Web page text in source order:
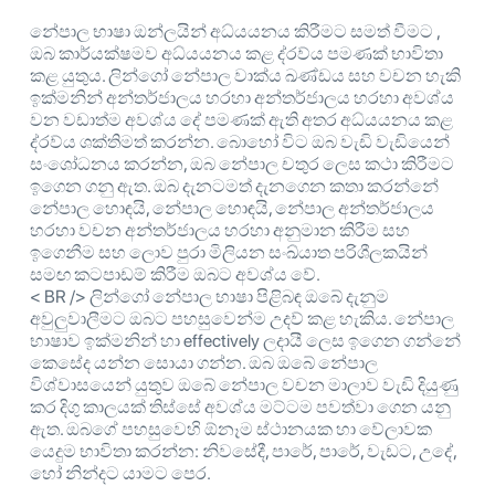
නේපාල භාෂා ඔන්ලයින් අධ්යයනය කිරීමට සමත් වීමට ,
ඔබ කාර්යක්ෂමව අධ්යයනය කළ ද්රව්ය පමණක් භාවිතා
කළ යුතුය. ලින්ගෝ නේපාල වාක්ය ඛණ්ඩය සහ වචන හැකි
ඉක්මනින් අන්තර්ජාලය හරහා අන්තර්ජාලය හරහා අවශ්ය
වන වඩාත්ම අවශ්ය දේ පමණක් ඇති අතර අධ්යයනය කළ
ද්රව්ය ශක්තිමත් කරන්න. බොහෝ විට ඔබ වැඩි වැඩියෙන්
සංශෝධනය කරන්න, ඔබ නේපාල චතුර ලෙස කථා කිරීමට
ඉගෙන ගනු ඇත. ඔබ දැනටමත් දැනගෙන කතා කරන්නේ
නේපාල හොඳයි, නේපාල හොඳයි, නේපාල අන්තර්ජාලය
හරහා වචන අන්තර්ජාලය හරහා අනුමාන කිරීම සහ
ඉගෙනීම සහ ලොව පුරා මිලියන සංඛ්යාත පරිශීලකයින්
සමඟ කටපාඩම් කිරීම ඔබට අවශ්ය වේ.
< BR /> ලින්ගෝ නේපාල භාෂා පිළිබඳ ඔබේ දැනුම
අවුලුවාලීමට ඔබට පහසුවෙන්ම උදව් කළ හැකිය. නේපාල
භාෂාව ඉක්මනින් හා effectively ලදායී ලෙස ඉගෙන ගන්නේ
කෙසේද යන්න සොයා ගන්න. ඔබ ඔබේ නේපාල
විශ්වාසයෙන් යුතුව ඔබේ නේපාල වචන මාලාව වැඩි දියුණු
කර දිගු කාලයක් තිස්සේ අවශ්ය මට්ටම පවත්වා ගෙන යනු
ඇත. ඔබගේ පහසුවෙහි ඕනෑම ස්ථානයක හා වේලාවක
යෙදුම භාවිතා කරන්න: නිවසේදී, පාරේ, පාරේ, වැඩට, උදේ,
හෝ නින්දට යාමට පෙර.